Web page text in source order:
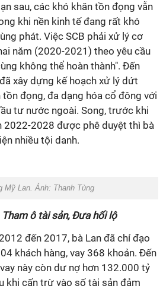
sau, các khó khăn tồn đọng vẫn
khi nền kinh tế đang rất khó
phát. Việc SCB phải xử lý cơ
năm (2020-2021) theo yêu cầu
không thể hoàn thành". Đến
xây dựng kế hoạch xử lý dứt
đọng, đa dạng hóa cổ đông với
tư nước ngoài. Song, trước khi
2022-2028 được phê duyệt thì bà
nhiều tội danh.
Mỹ Lan. Ảnh: Thanh Tùng
Tham ô tài sản, Đưa hối lộ
đến 2017, bà Lan đã chỉ đạo
khách hàng, vay 368 khoản. Đến
này còn dư nợ hơn 132.000 tỷ
khi cấn trừ vào số tài sản đảm